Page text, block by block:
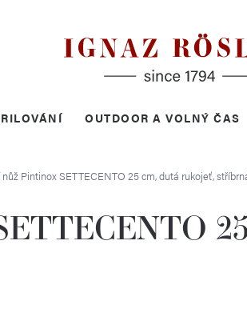
OUTDOOR A VOLNÝ ČAS
Pintinox SETTECENTO 25 cm, dutá rukojeť,